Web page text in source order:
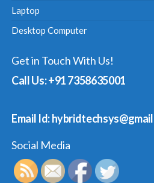
Laptop
Desktop Computer
Get in Touch With Us!
Call Us: +91 7358635001
Email Id:
Social Media